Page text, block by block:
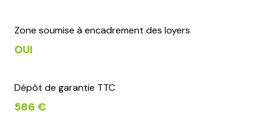
Zone soumise à encadrement des loyers
OUI
Dépôt de garantie TTC
586 €